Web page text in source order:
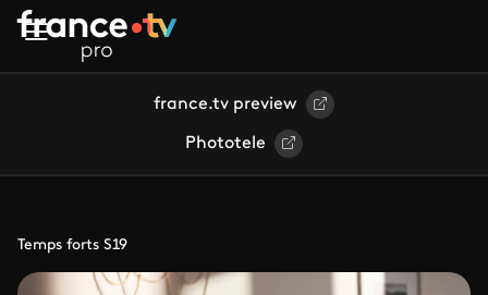
Aller au contenu principal
france.tv preview
Phototele
Temps forts S19